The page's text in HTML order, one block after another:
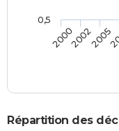
200020022005
0,5
Répartition des